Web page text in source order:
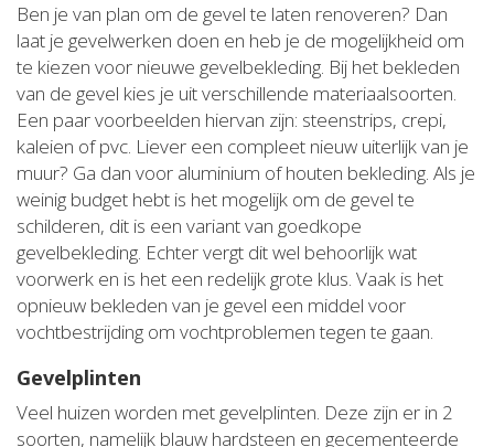
Ben je van plan om de gevel te laten renoveren? Dan
laat je gevelwerken doen en heb je de mogelijkheid om
te kiezen voor nieuwe gevelbekleding. Bij het bekleden
van de gevel kies je uit verschillende materiaalsoorten.
Een paar voorbeelden hiervan zijn: steenstrips, crepi,
kaleien of pvc. Liever een compleet nieuw uiterlijk van je
muur? Ga dan voor aluminium of houten bekleding. Als je
weinig budget hebt is het mogelijk om de gevel te
schilderen, dit is een variant van goedkope
gevelbekleding. Echter vergt dit wel behoorlijk wat
voorwerk en is het een redelijk grote klus. Vaak is het
opnieuw bekleden van je gevel een middel voor
vochtbestrijding om vochtproblemen tegen te gaan.
Gevelplinten
Veel huizen worden met gevelplinten. Deze zijn er in 2
soorten, namelijk blauw hardsteen en gecementeerde